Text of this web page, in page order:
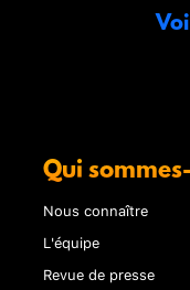
Qui
Nous connaître
L'équipe
Revue de presse